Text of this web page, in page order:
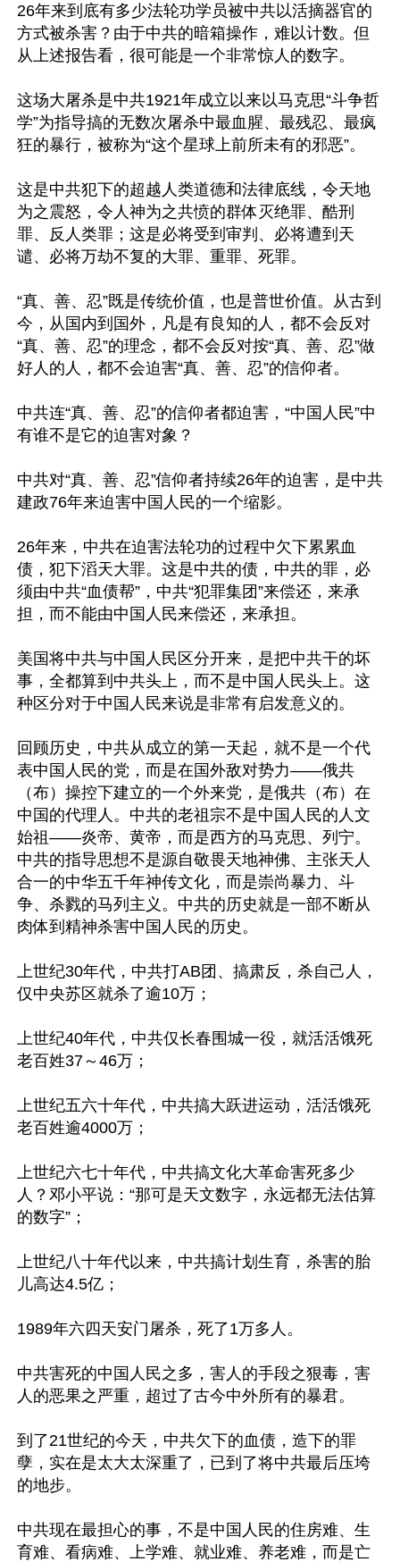
26年来到底有多少法轮功学员被中共以活摘器官的
方式被杀害？由于中共的暗箱操作，难以计数。但
从上述报告看，很可能是一个非常惊人的数字。
这场大屠杀是中共1921年成立以来以马克思“斗争哲
学”为指导搞的无数次屠杀中最血腥、最残忍、最疯
狂的暴行，被称为“这个星球上前所未有的邪恶”。
这是中共犯下的超越人类道德和法律底线，令天地
为之震怒，令人神为之共愤的群体灭绝罪、酷刑
罪、反人类罪；这是必将受到审判、必将遭到天
谴、必将万劫不复的大罪、重罪、死罪。
“真、善、忍”既是传统价值，也是普世价值。从古到
今，从国内到国外，凡是有良知的人，都不会反对
“真、善、忍”的理念，都不会反对按“真、善、忍”做
好人的人，都不会迫害“真、善、忍”的信仰者。
中共连“真、善、忍”的信仰者都迫害，“中国人民”中
有谁不是它的迫害对象？
中共对“真、善、忍”信仰者持续26年的迫害，是中共
建政76年来迫害中国人民的一个缩影。
26年来，中共在迫害法轮功的过程中欠下累累血
债，犯下滔天大罪。这是中共的债，中共的罪，必
须由中共“血债帮”，中共“犯罪集团”来偿还，来承
担，而不能由中国人民来偿还，来承担。
美国将中共与中国人民区分开来，是把中共干的坏
事，全都算到中共头上，而不是中国人民头上。这
种区分对于中国人民来说是非常有启发意义的。
回顾历史，中共从成立的第一天起，就不是一个代
表中国人民的党，而是在国外敌对势力——俄共
（布）操控下建立的一个外来党，是俄共（布）在
中国的代理人。中共的老祖宗不是中国人民的人文
始祖——炎帝、黄帝，而是西方的马克思、列宁。
中共的指导思想不是源自敬畏天地神佛、主张天人
合一的中华五千年神传文化，而是崇尚暴力、斗
争、杀戮的马列主义。中共的历史就是一部不断从
肉体到精神杀害中国人民的历史。
上世纪30年代，中共打AB团、搞肃反，杀自己人，
仅中央苏区就杀了逾10万；
上世纪40年代，中共仅长春围城一役，就活活饿死
老百姓37～46万；
上世纪五六十年代，中共搞大跃进运动，活活饿死
老百姓逾4000万；
上世纪六七十年代，中共搞文化大革命害死多少
人？邓小平说：“那可是天文数字，永远都无法估算
的数字”；
上世纪八十年代以来，中共搞计划生育，杀害的胎
儿高达4.5亿；
1989年六四天安门屠杀，死了1万多人。
中共害死的中国人民之多，害人的手段之狠毒，害
人的恶果之严重，超过了古今中外所有的暴君。
到了21世纪的今天，中共欠下的血债，造下的罪
孽，实在是太大太深重了，已到了将中共最后压垮
的地步。
中共现在最担心的事，不是中国人民的住房难、生
育难、看病难、上学难、就业难、养老难，而是亡